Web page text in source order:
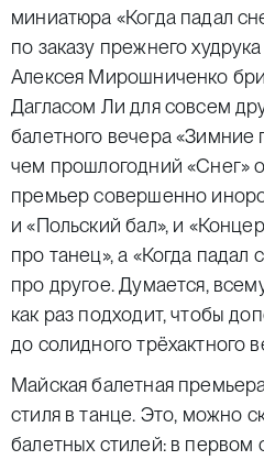
миниатюра «Когда падал
по заказу прежнего
Алексея Мирошниченко
Дагласом Ли для совсем
балетного вечера «Зимние
чем прошлогодний «Снег»
премьер совершенно
и «Польский бал», и
про танец», а «Когда
про другое. Думается,
как раз подходит, чтобы
до солидного трёхактного
Майская балетная
стиля в танце. Это, можно
балетных стилей: в